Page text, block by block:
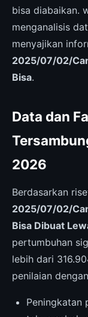
bisa diabaikan.
menganalisis
menyajikan
2025/07/02/
Bisa.
Data dan
2026
Berdasarkan
2025/07/02/
Bisa Dibuat
pertumbuhan
lebih dari
penilaian
Peningkatan